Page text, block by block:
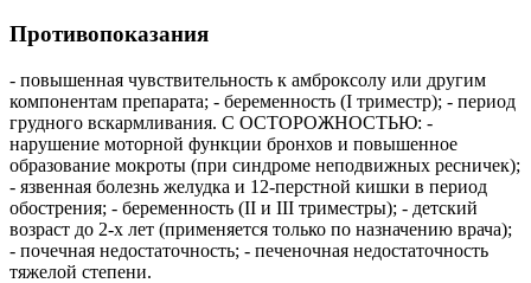
Противопоказания
- повышенная чувствительность к амброксолу или другим
компонентам препарата; - беременность (I триместр); - период
грудного вскармливания. С ОСТОРОЖНОСТЬЮ: -
нарушение моторной функции бронхов и повышенное
образование мокроты (при синдроме неподвижных ресничек);
- язвенная болезнь желудка и 12-перстной кишки в период
обострения; - беременность (II и III триместры); - детский
возраст до 2-х лет (применяется только по назначению врача);
- почечная недостаточность; - печеночная недостаточность
тяжелой степени.